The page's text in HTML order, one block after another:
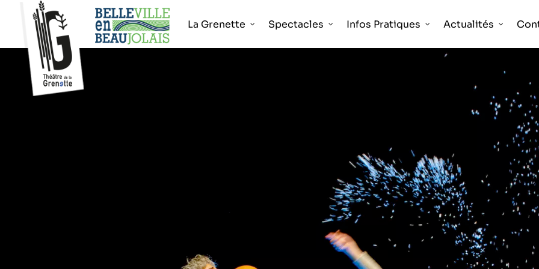
La Grenette Spectacles Infos Pratiques Actualités